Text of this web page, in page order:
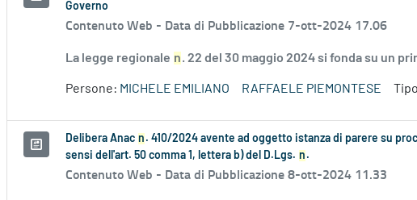
Governo
Contenuto Web - Data di Pubblicazione 7-ott-2024 17.06
La legge regionale n. 22 del 30 maggio 2024 si fonda su un
Persone: MICHELE EMILIANO RAFFAELE PIEMONTESE
Delibera Anac n . 410/2024 avente ad oggetto istanza di parere su
sensi dell'art. 50 comma 1, lettera b) del D.Lgs. n .
Contenuto Web - Data di Pubblicazione 8-ott-2024 11.33